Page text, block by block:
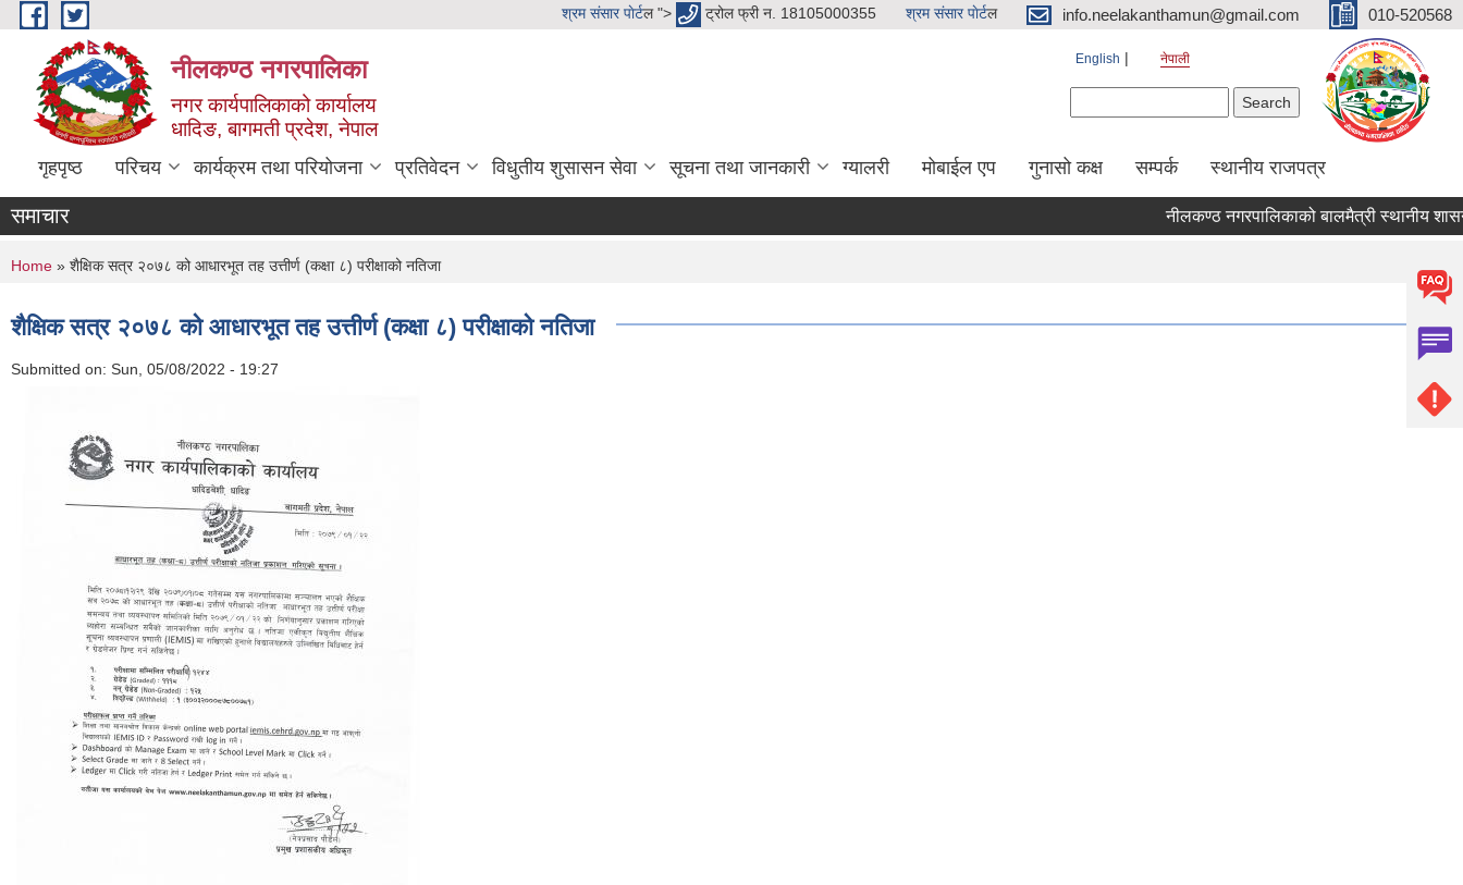
Skip to main content श्रम संसार पाेर्टल "> ट्रोल फ्री न. 18105000355 श्रम संसार पाेर्टल info.neelakanthamun@gmail.com 010-520568
नीलकण्ठ नगरपालिका
नगर कार्यपालिकाको कार्यालय
धादिङ, बागमती प्रदेश, नेपाल
English नेपाली
गृहपृष्ठ परिचय कार्यक्रम तथा परियोजना प्रतिवेदन विधुतीय शुसासन सेवा सूचना तथा जानकारी ग्यालरी मोबाईल एप गुनासो कक्ष सम्पर्क स्थानीय राजपत्र
समाचार नीलकण्ठ नगरपालिकाको बालमैत्री स्थानीय शासनका
You are here
Home » शैक्षिक सत्र २०७८ को आधारभूत तह उत्तीर्ण (कक्षा ८) परीक्षाको नतिजा
शैक्षिक सत्र २०७८ को आधारभूत तह उत्तीर्ण (कक्षा ८) परीक्षाको नतिजा
Submitted on: Sun, 05/08/2022 - 19:27